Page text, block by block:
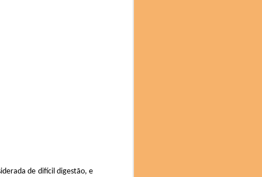
de difícil digestão, e
e a saúde
da Espanha e de
Egito, França,
pessoas da
“Brunch”,
Espinosa, chef